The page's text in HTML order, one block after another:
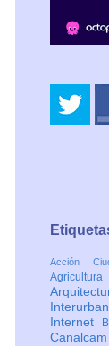
Acción
Agricultura
Internet